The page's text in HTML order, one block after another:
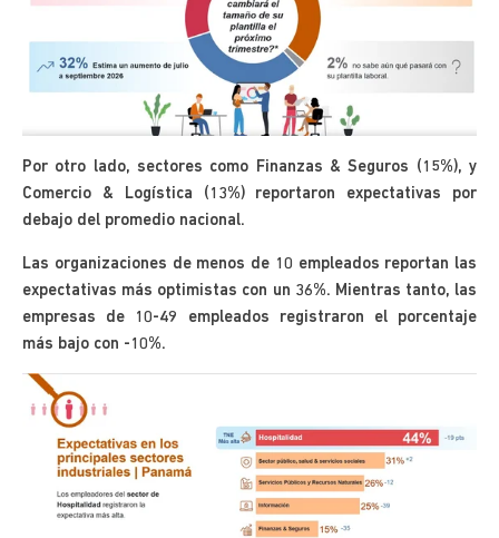
Por otro lado, sectores como Finanzas & Seguros (15%), y
Comercio & Logística (13%) reportaron expectativas por
debajo del promedio nacional.
Las organizaciones de menos de 10 empleados reportan las
expectativas más optimistas con un 36%. Mientras tanto, las
empresas de 10-49 empleados registraron el porcentaje
más bajo con -10%.